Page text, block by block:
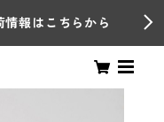
報はこちらから